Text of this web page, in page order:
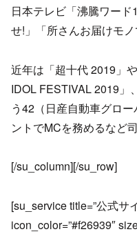
日本テレビ「沸騰ワー
せ!」「所さんお届けモ
近年は「超十代 2019」
IDOL FESTIVAL 2019」
う42（日産自動車グロ
ントでMCを務めるなど
[/su_column][/su_row]
[su_service title=”公式サ
icon_color=”#f26939″